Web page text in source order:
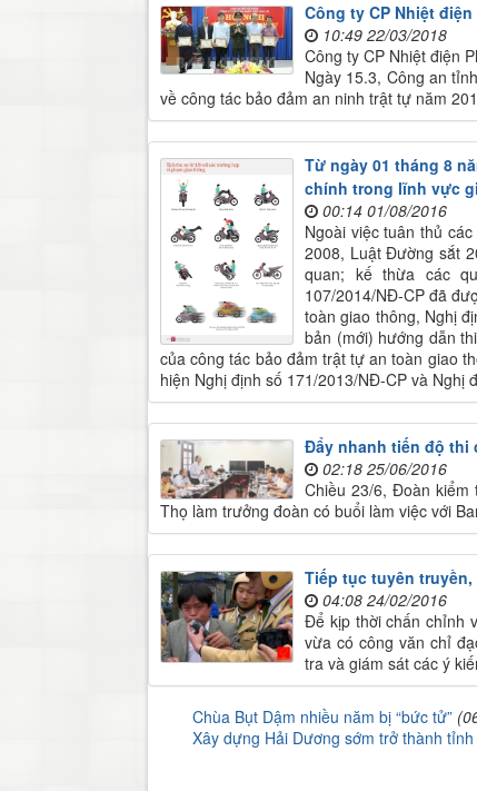
Công ty CP Nhiệt
10:49 22/03/2018
Công ty CP Nhiệt điện
​Ngày 15.3, Công an
về công tác bảo đảm an ninh trật tự năm
Từ ngày 01 tháng 8
chính trong lĩnh vực
00:14 01/08/2016
Ngoài việc tuân thủ
2008, Luật Đường sắt
quan; kế thừa các
107/2014/NĐ-CP đã
toàn giao thông, Nghị
bản (mới) hướng dẫn
của công tác bảo đảm trật tự an toàn giao
hiện Nghị định số 171/2013/NĐ-CP và Nghị
Đẩy nhanh tiến độ thi
02:18 25/06/2016
Chiều 23/6, Đoàn
Thọ làm trưởng đoàn có buổi làm việc với
Tiếp tục tuyên
04:08 24/02/2016
Để kịp thời chấn chỉnh
vừa có công văn chỉ
tra và giám sát các ý
Chùa Bụt Dậm nhiều năm bị “bức tử”
Xây dựng Hải Dương sớm trở thành